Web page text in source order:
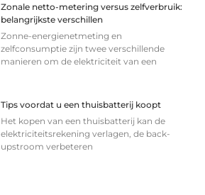
Zonale netto-metering versus zelfverbruik:
belangrijkste verschillen
Zonne-energienetmeting en
zelfconsumptie zijn twee verschillende
manieren om de elektriciteit van een
Tips voordat u een thuisbatterij koopt
Het kopen van een thuisbatterij kan de
elektriciteitsrekening verlagen, de back-
upstroom verbeteren